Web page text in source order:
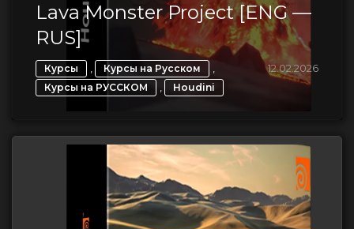
Lava Monster Project [ENG —
RUS]
Курсы , Курсы на Русском ,
Курсы на РУССКОМ , Houdini
12.02.2026